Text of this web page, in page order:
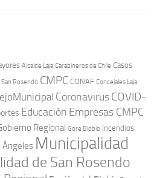
Alcalde Laja Carabineros de Chile Casos
Rosendo CMPC CONAF Concejales Laja
CoronavirusCOVID-
Educación Empresas CMPC
Regional Gore Biobío Incendios
Ángeles Municipalidad
de San Rosendo